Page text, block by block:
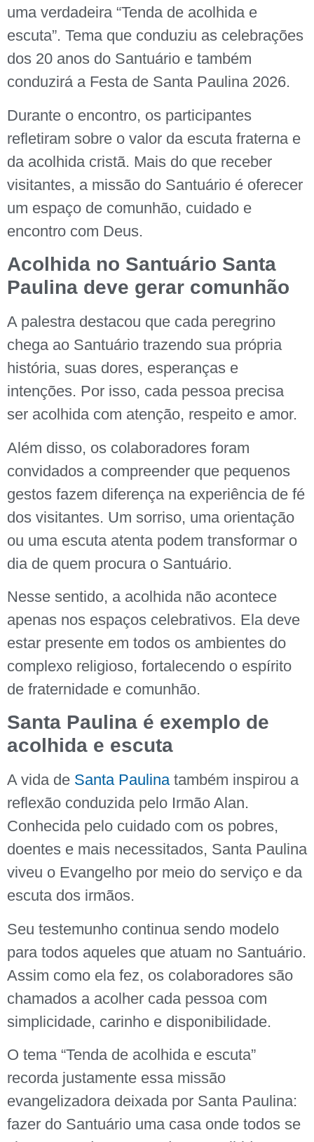
uma verdadeira “Tenda de acolhida e
escuta”. Tema que conduziu as celebrações
dos 20 anos do Santuário e também
conduzirá a Festa de Santa Paulina 2026.
Durante o encontro, os participantes
refletiram sobre o valor da escuta fraterna e
da acolhida cristã. Mais do que receber
visitantes, a missão do Santuário é oferecer
um espaço de comunhão, cuidado e
encontro com Deus.
Acolhida no Santuário Santa
Paulina deve gerar comunhão
A palestra destacou que cada peregrino
chega ao Santuário trazendo sua própria
história, suas dores, esperanças e
intenções. Por isso, cada pessoa precisa
ser acolhida com atenção, respeito e amor.
Além disso, os colaboradores foram
convidados a compreender que pequenos
gestos fazem diferença na experiência de fé
dos visitantes. Um sorriso, uma orientação
ou uma escuta atenta podem transformar o
dia de quem procura o Santuário.
Nesse sentido, a acolhida não acontece
apenas nos espaços celebrativos. Ela deve
estar presente em todos os ambientes do
complexo religioso, fortalecendo o espírito
de fraternidade e comunhão.
Santa Paulina é exemplo de
acolhida e escuta
A vida de Santa Paulinatambém inspirou a
reflexão conduzida pelo Irmão Alan.
Conhecida pelo cuidado com os pobres,
doentes e mais necessitados, Santa Paulina
viveu o Evangelho por meio do serviço e da
escuta dos irmãos.
Seu testemunho continua sendo modelo
para todos aqueles que atuam no Santuário.
Assim como ela fez, os colaboradores são
chamados a acolher cada pessoa com
simplicidade, carinho e disponibilidade.
O tema “Tenda de acolhida e escuta”
recorda justamente essa missão
evangelizadora deixada por Santa Paulina:
fazer do Santuário uma casa onde todos se